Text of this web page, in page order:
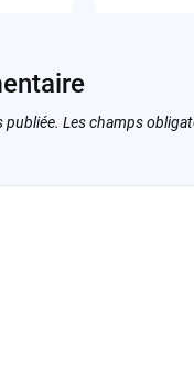
publiée. Les champs